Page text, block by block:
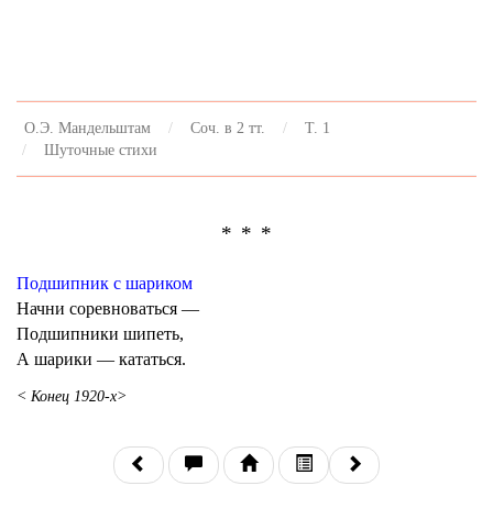
О.Э. Мандельштам Соч. в 2 тт.
Т. 1
Шуточные стихи
* * *
Подшипник с шариком
Начни соревноваться —
Подшипники шипеть,
А шарики — кататься.
< Конец 1920-х>